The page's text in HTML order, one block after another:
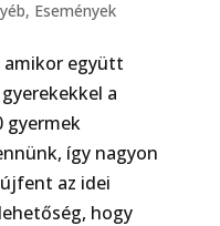
, Események
amikor együtt
a
gyermek
így nagyon
az idei
hogy